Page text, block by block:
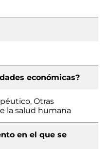
económicas?
Otras
la salud humana
en el que se